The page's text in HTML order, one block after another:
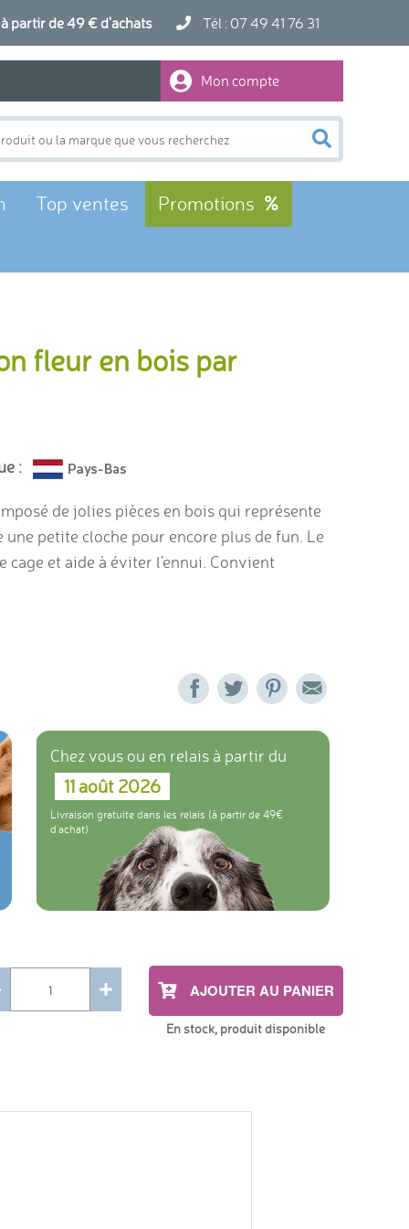
partir de 49 € d'achats Tél : 07 49 41 76 31
Mon compte
Top ventes Promotions
fleur en bois par
:
de jolies pièces en bois qui représente
petite cloche pour encore plus de fun. Le
et aide à éviter l'ennui. Convient
Chez vous ou en relais à partir du
11 août 2026
Livraison gratuite dans les relais (à partir de 49
d'achat)
AJOUTER AU PANIER
En stock, produit disponible